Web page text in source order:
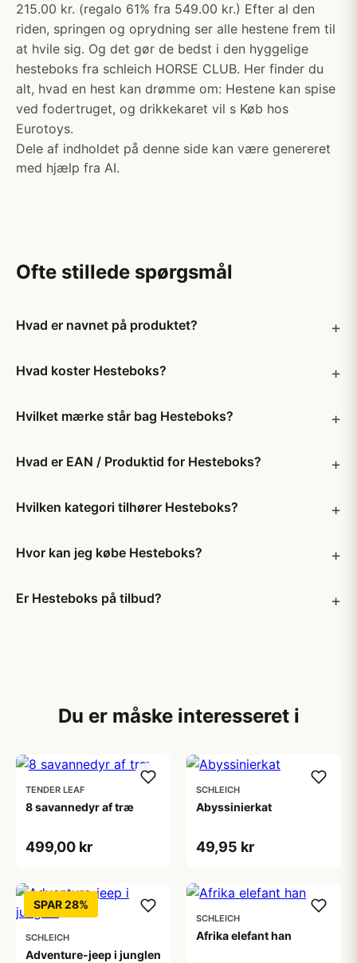
215.00 kr. (regalo 61% fra 549.00 kr.) Efter al den
riden, springen og oprydning ser alle hestene frem til
at hvile sig. Og det gør de bedst i den hyggelige
hesteboks fra schleich HORSE CLUB. Her finder du
alt, hvad en hest kan drømme om: Hestene kan spise
ved fodertruget, og drikkekaret vil s Køb hos
Eurotoys.
Dele af indholdet på denne side kan være genereret
med hjælp fra AI.
Ofte stillede spørgsmål
Hvad er navnet på produktet?
Hvad koster Hesteboks?
Hvilket mærke står bag Hesteboks?
Hvad er EAN / Produktid for Hesteboks?
Hvilken kategori tilhører Hesteboks?
Hvor kan jeg købe Hesteboks?
Er Hesteboks på tilbud?
Du er måske interesseret i
TENDER LEAF
8 savannedyr af træ
499,00 kr
SCHLEICH
Abyssinierkat
49,95 kr
SPAR 28%
SCHLEICH
Adventure-jeep i junglen
SCHLEICH
Afrika elefant han